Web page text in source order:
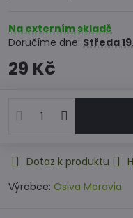
Na externím skladě
Doručíme dne: Středa
29 Kč
Dotaz k produktu
Výrobce: Osiva Moravia